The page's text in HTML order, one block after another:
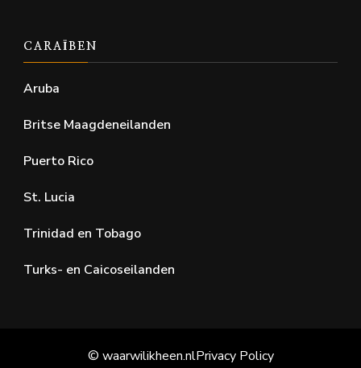
CARAÏBEN
Aruba
Britse Maagdeneilanden
Puerto Rico
St. Lucia
Trinidad en Tobago
Turks- en Caicoseilanden
© waarwilikheen.nlPrivacy Policy